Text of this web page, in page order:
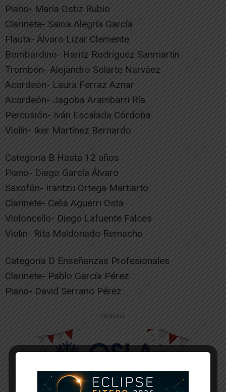
Piano- María Ostiz Rubio
Clarinete- Saioa Alegría García
Flauta- Álvaro Lizar Clemente
Bombardino- Haritz Rodríguez Sanmartín
Trombón- Alejandro Solarte Narváez
Acordeón- Laura Ferraz Aznar
Acordeón- Jagoba Arambarri Ría
Percusión- Iván Escalada Córdoba
Violín- Iker Martínez Bernardo
Categoría B Hasta 12 años
Piano- Diego García Álvaro
Saxofón- Irantzu Ortega Martiarto
Clarinete- Celia Aguerri Osta
Violoncello- Diego Lafuente Falces
Violín- Rita Maldonado Remacha
Categoría D Enseñanzas Profesionales
Clarinete- Pablo García Pérez
Piano- David Serrano Pérez
-- Publicidad --